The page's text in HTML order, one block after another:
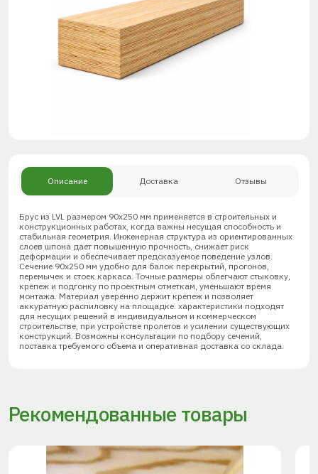
Описание Доставка Отзывы
Брус из LVL размером 90х250 мм применяется в строительных и
конструкционных работах, когда важны несущая способность и
стабильная геометрия. Инженерная структура из ориентированных
слоев шпона дает повышенную прочность, снижает риск
деформации и обеспечивает предсказуемое поведение узлов.
Сечение 90х250 мм удобно для балок перекрытий, прогонов,
перемычек и стоек каркаса. Точные размеры облегчают стыковку,
крепеж и подгонку по проектным отметкам, уменьшают время
монтажа. Материал уверенно держит крепеж и позволяет
аккуратную распиловку на площадке. характеристики подходят
для несущих решений в индивидуальном и коммерческом
строительстве, при устройстве пролетов и усилении существующих
конструкций. Возможны консультации по подбору сечений,
поставка требуемого объема и оперативная доставка со склада.
Рекомендованные товары